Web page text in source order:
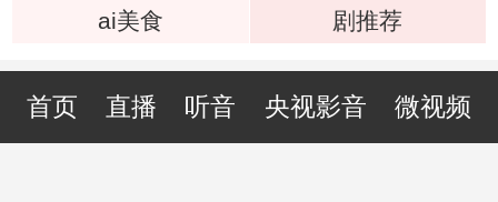
ai美食
剧推荐
首页 直播 听音 央视影音 微视频